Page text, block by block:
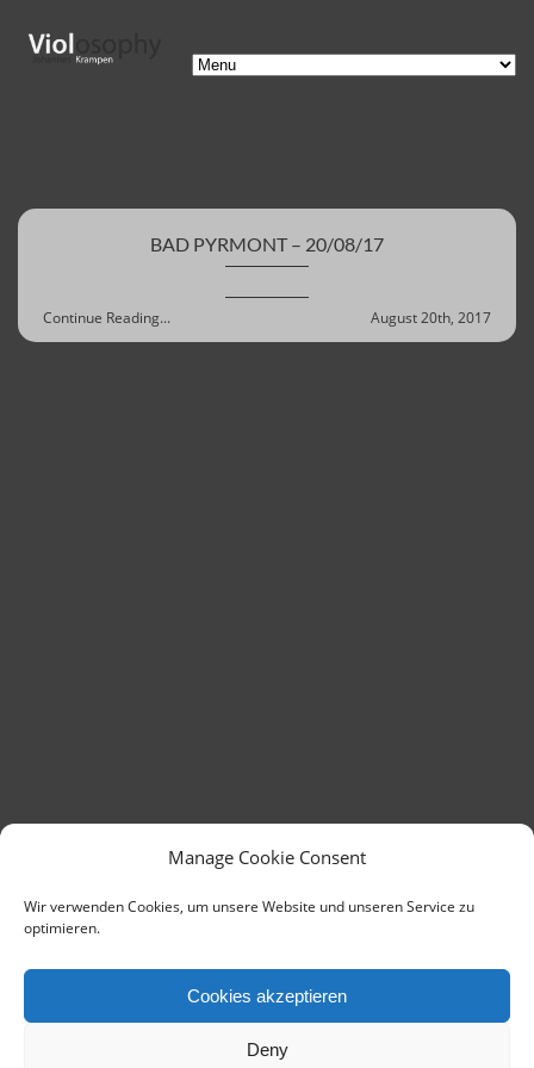
Manage Cookie Consent
Wir verwenden Cookies, um unsere Website und unseren Service zu
optimieren.
Cookies akzeptieren
Deny
BAD PYRMONT – 20/08/17
Continue Reading... August 20th, 2017